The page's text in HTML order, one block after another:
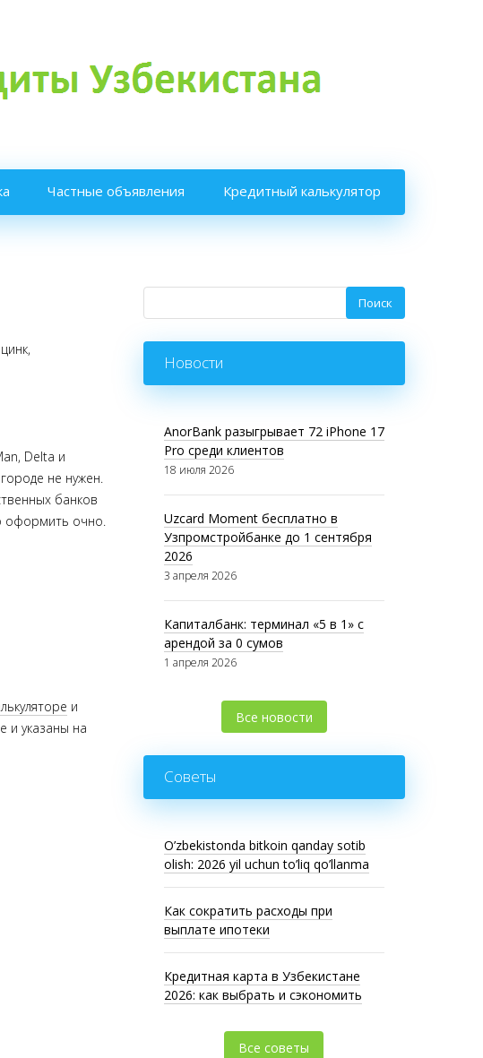
Частные объявления Кредитный калькулятор
Delta и
не нужен.
банков
оформить очно.
и
и указаны на
Новости
AnorBank разыгрывает 72 iPhone 17
Pro среди клиентов
18 июля 2026
Uzcard Moment бесплатно в
Узпромстройбанке до 1 сентября
2026
3 апреля 2026
Капиталбанк: терминал «5 в 1» с
арендой за 0 сумов
1 апреля 2026
Все новости
Советы
O’zbekistonda bitkoin qanday sotib
olish: 2026 yil uchun to’liq qo’llanma
Как сократить расходы при
выплате ипотеки
Кредитная карта в Узбекистане
2026: как выбрать и сэкономить
Все советы